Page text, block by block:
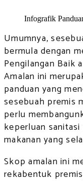
Infografik
Umumnya,
bermula dengan
Pengilangan Baik
Amalan ini
panduan yang
sesebuah premis
perlu
keperluan
makanan yang
Skop amalan ini
rekabentuk